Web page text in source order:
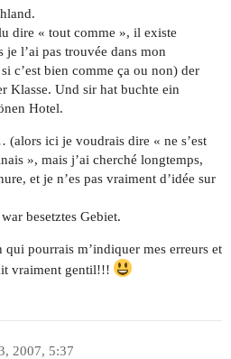
dire « tout comme », il existe
je l’ai pas trouvée dans mon
c’est bien comme ça ou non) der
Klasse. Und sir hat buchte ein
Hotel.
ici je voudrais dire « ne s’est
», mais j’ai cherché longtemps,
et je n’es pas vraiment d’idée sur
besetztes Gebiet.
pourrais m’indiquer mes erreurs et
vraiment gentil!!!
2007, 5:37